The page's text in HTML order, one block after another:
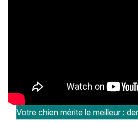
Votre chien mérite le meilleur :